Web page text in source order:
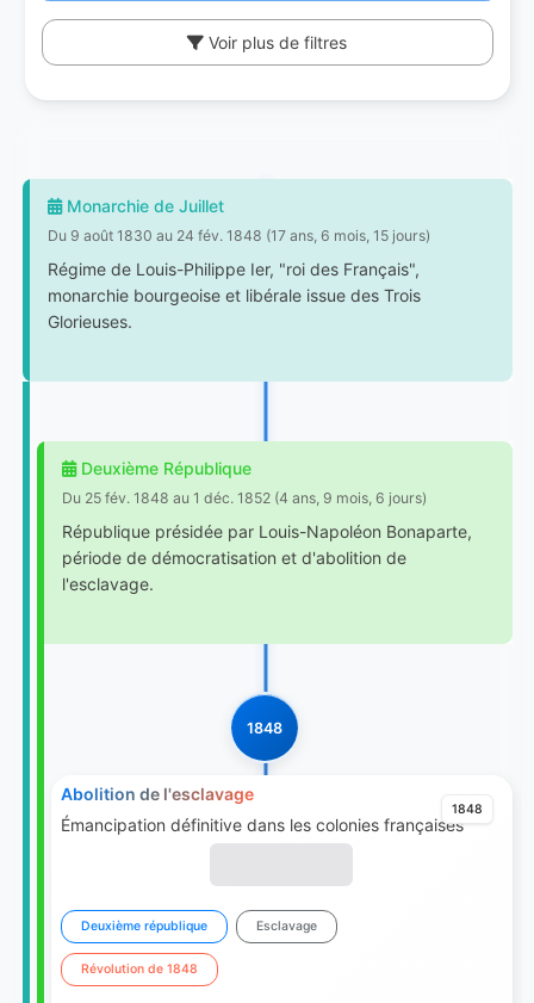
Voir plus de filtres
Monarchie de Juillet
Du 9 août 1830 au 24 fév. 1848 (17 ans, 6 mois, 15 jours)
Régime de Louis-Philippe Ier, "roi des Français",
monarchie bourgeoise et libérale issue des Trois
Glorieuses.
Deuxième République
Du 25 fév. 1848 au 1 déc. 1852 (4 ans, 9 mois, 6 jours)
République présidée par Louis-Napoléon Bonaparte,
période de démocratisation et d'abolition de
l'esclavage.
1848
1848
Abolition de l'esclavage
Émancipation définitive dans les colonies françaises
Deuxième république Esclavage
Révolution de 1848